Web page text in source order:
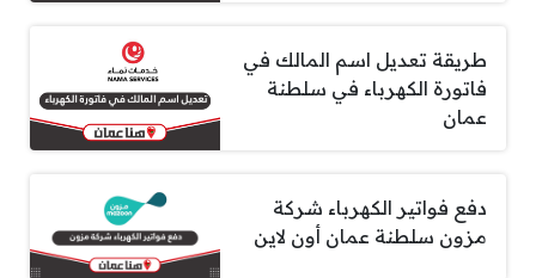
طريقة تعديل اسم المالك في
فاتورة الكهرباء في سلطنة
عمان
دفع فواتير الكهرباء شركة
مزون سلطنة عمان أون لاين